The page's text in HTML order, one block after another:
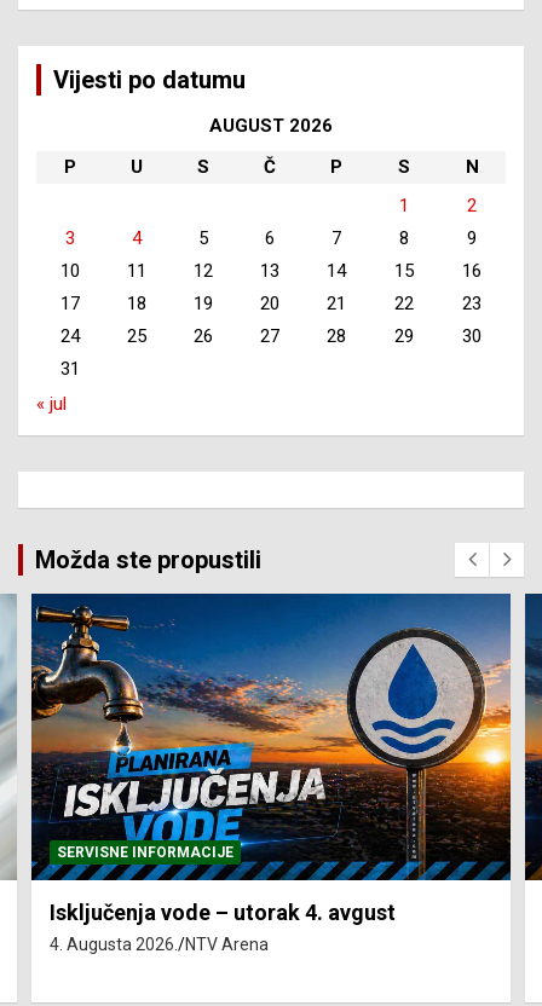
Vijesti po datumu
AUGUST 2026
P
U S Č P S
N
1
2
3
4 5 6 7 8
9
10
11 12 13 14 15
16
17
18 19 20 21 22
23
24
25 26 27 28 29
30
31
« jul
Možda ste propustili
SERVISNE INFORMACIJE
Isključenja vode – utorak 4. avgust
4. Augusta 2026. NTV Arena